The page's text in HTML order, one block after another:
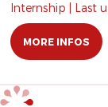
Internship | Last
MORE INFOS